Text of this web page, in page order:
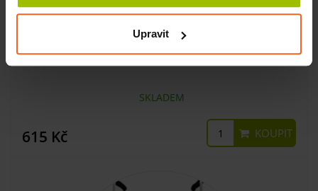
Upravit
Navlékač punčoch Standard, vnitřní šířka 12 cm
SKLADEM
615 Kč KOUPIT